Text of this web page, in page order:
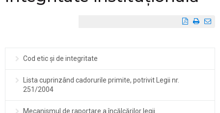
Cod etic și de integritate
Lista cuprinzând cadorurile primite, potrivit Legii nr.
251/2004
Mecanismul de raportare a încălcărilor legii